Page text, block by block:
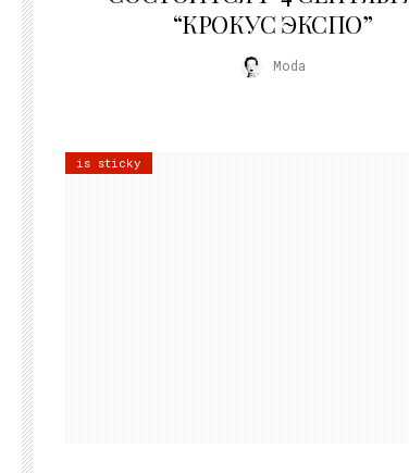
“КРОКУС ЭКСПО”
Moda
is sticky